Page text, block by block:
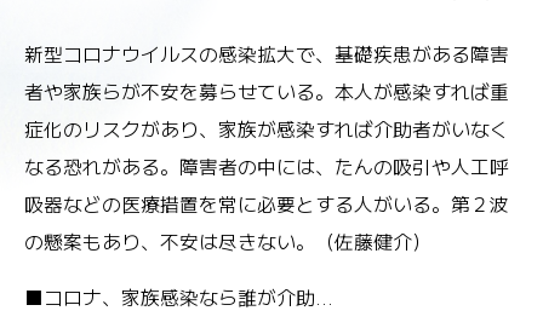
新型コロナウイルスの感染拡大で、基礎疾患がある障害
者や家族らが不安を募らせている。本人が感染すれば重
症化のリスクがあり、家族が感染すれば介助者がいなく
なる恐れがある。障害者の中には、たんの吸引や人工呼
吸器などの医療措置を常に必要とする人がいる。第２波
の懸案もあり、不安は尽きない。（佐藤健介）
■コロナ、家族感染なら誰が介助…